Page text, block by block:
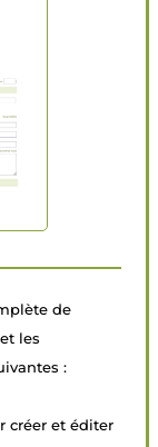
de
les
:
créer et éditer